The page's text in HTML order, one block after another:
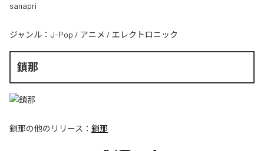
sanapri
ジャンル： J-Pop / アニメ / エレクトロニック
鎖那
鎖那の他のリリース： 鎖那